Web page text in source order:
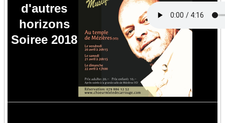
d'autres
horizons
Soiree 2018